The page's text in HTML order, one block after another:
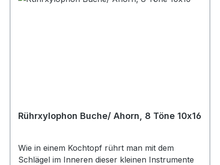
Rührxylophon Buche/ Ahorn, 8 Töne 10x16
Wie in einem Kochtopf rührt man mit dem
Schlägel im Inneren dieser kleinen Instrumente